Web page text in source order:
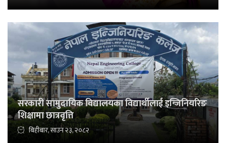
सरकारी सामुदायिक विद्यालयका विद्यार्थीलाई इन्जिनियरिङ
शिक्षामा छात्रवृत्ति
बिहीबार, साउन २३, २०८२